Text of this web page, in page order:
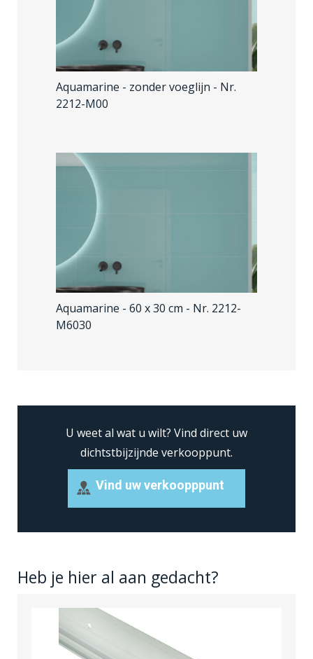
Aquamarine - zonder voeglijn - Nr.
2212-M00
Aquamarine - 60 x 30 cm - Nr. 2212-
M6030
U weet al wat u wilt? Vind direct uw
dichtstbijzijnde verkooppunt.
Vind uw verkoopppunt
Heb je hier al aan gedacht?